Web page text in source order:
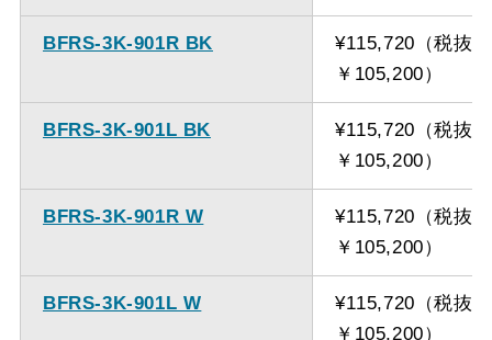
BFRS-3K-901R BK
¥115,720（税抜
￥105,200）
BFRS-3K-901L BK
¥115,720（税抜
￥105,200）
BFRS-3K-901R W
¥115,720（税抜
￥105,200）
BFRS-3K-901L W
¥115,720（税抜
￥105,200）